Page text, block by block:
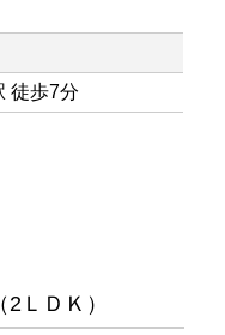
徒歩7分
ＬＤＫ）